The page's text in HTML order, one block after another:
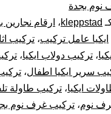
نوم بجدة
kleppstad، ارقام نجارين
ايكيا عامل تركيب، تركيب
، تركيب دولاب ايكيا،
سرير ايكيا اطفال،
ايكيا، تركيب طاولة
نوم، تركيب غرف نوم